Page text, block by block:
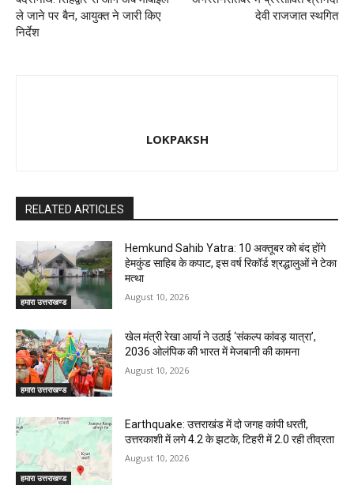
ले जाने पर बैन, आयुक्त ने जारी किए
निर्देश
देवी राजजात स्थगित
LOKPAKSH
RELATED ARTICLES
हमारा उत्तराखण्ड
Hemkund Sahib Yatra: 10 अक्तूबर को बंद होंगे
हेमकुंड साहिब के कपाट, इस वर्ष रिकॉर्ड श्रद्धालुओं ने टेका
मत्था
August 10, 2026
हमारा उत्तराखण्ड
खेल मंत्री रेखा आर्या ने उठाई ‘संकल्प कांवड़ यात्रा’,
2036 ओलंपिक की भारत में मेजबानी की कामना
August 10, 2026
हमारा उत्तराखण्ड
Earthquake: उत्तराखंड में दो जगह कांपी धरती,
उत्तरकाशी में लगे 4.2 के झटके, टिहरी में 2.0 रही तीव्रता
August 10, 2026